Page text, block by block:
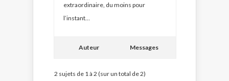
extraordinaire, du moins pour
l’instant…
Auteur Messages
2 sujets de 1 à 2 (sur un total de 2)